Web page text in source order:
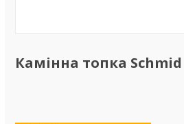
Камінна топка Schmid